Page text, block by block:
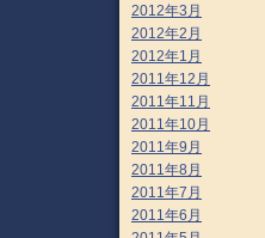
2012年3月
2012年2月
2012年1月
2011年12月
2011年11月
2011年10月
2011年9月
2011年8月
2011年7月
2011年6月